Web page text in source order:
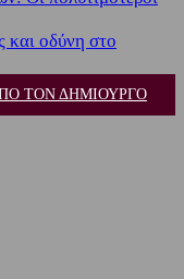
και οδύνη στο
ΤΟΝ ΔΗΜΙΟΥΡΓΟ